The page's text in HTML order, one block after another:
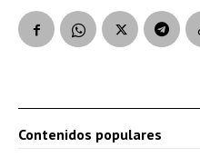
Contenidos populares